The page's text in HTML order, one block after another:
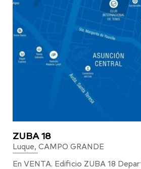
ZUBA 18
Luque, CAMPO GRANDE
En VENTA. Edificio ZUBA 18